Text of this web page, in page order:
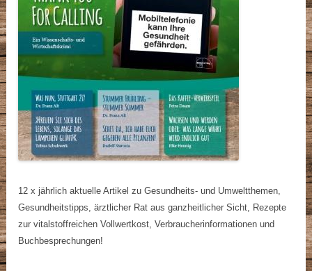
12 x jährlich aktuelle Artikel zu Gesundheits- und Umweltthemen,
Gesundheitstipps, ärztlicher Rat aus ganzheitlicher Sicht, Rezepte
zur vitalstoffreichen Vollwertkost, Verbraucherinformationen und
Buchbesprechungen!